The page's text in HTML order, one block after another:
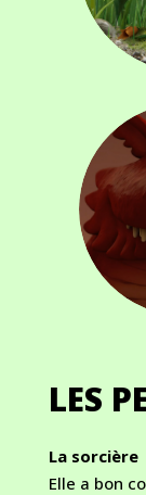
LES
La sorcière
Elle a bon